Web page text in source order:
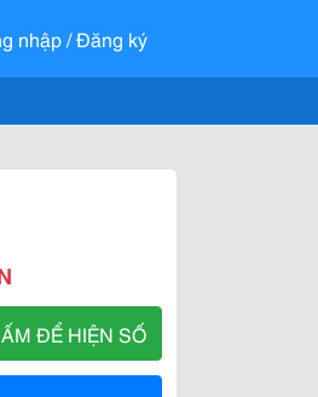
nhập / Đăng ký
ĐỂ HIỆN SỐ